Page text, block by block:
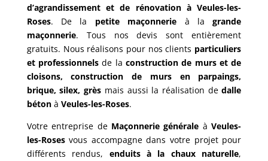
d’agrandissement et de rénovation à Veules-les-
Roses. De la petite maçonnerie à lagrande
maçonnerie. Tous nos devis sont entièrement
gratuits. Nous réalisons pour nos clients particuliers
et professionnels de laconstruction de murs et de
cloisons, construction de murs en parpaings,
brique, silex, grès mais aussi la réalisation dedalle
bétonà Veules-les-Roses.
Votre entreprise de Maçonnerie générale àVeules-
les-Rosesvous accompagne dans votre projet pour
différents rendus, enduits à la chaux naturelle,